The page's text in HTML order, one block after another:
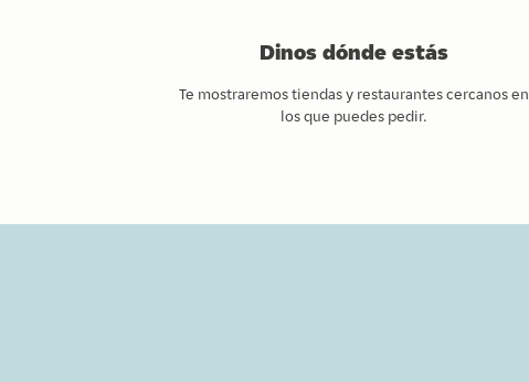
Dinos dónde estás
Te mostraremos tiendas y restaurantes cercanos en
los que puedes pedir.